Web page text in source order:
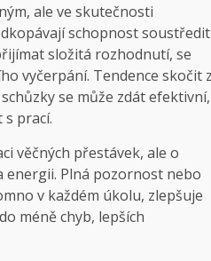
ale ve skutečnosti
schopnost soustředit
složitá rozhodnutí, se
vyčerpání. Tendence skočit
se může zdát efektivní,
prací.
věčných přestávek, ale o
Plná pozornost nebo
v každém úkolu, zlepšuje
méně chyb, lepších